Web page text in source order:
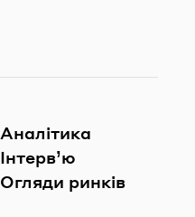
Аналітика
Інтерв’ю
Огляди ринків